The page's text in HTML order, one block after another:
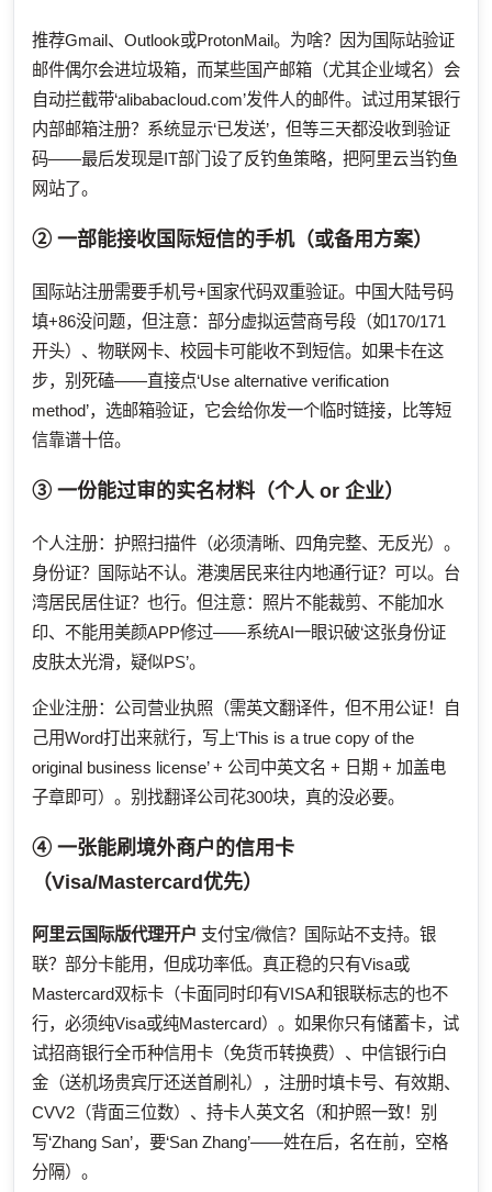
推荐Gmail、Outlook或ProtonMail。为啥？因为国际站验证
邮件偶尔会进垃圾箱，而某些国产邮箱（尤其企业域名）会
自动拦截带‘alibabacloud.com’发件人的邮件。试过用某银行
内部邮箱注册？系统显示‘已发送’，但等三天都没收到验证
码——最后发现是IT部门设了反钓鱼策略，把阿里云当钓鱼
网站了。
② 一部能接收国际短信的手机（或备用方案）
国际站注册需要手机号+国家代码双重验证。中国大陆号码
填+86没问题，但注意：部分虚拟运营商号段（如170/171
开头）、物联网卡、校园卡可能收不到短信。如果卡在这
步，别死磕——直接点‘Use alternative verification
method’，选邮箱验证，它会给你发一个临时链接，比等短
信靠谱十倍。
③ 一份能过审的实名材料（个人 or 企业）
个人注册：护照扫描件（必须清晰、四角完整、无反光）。
身份证？国际站不认。港澳居民来往内地通行证？可以。台
湾居民居住证？也行。但注意：照片不能裁剪、不能加水
印、不能用美颜APP修过——系统AI一眼识破‘这张身份证
皮肤太光滑，疑似PS’。
企业注册：公司营业执照（需英文翻译件，但不用公证！自
己用Word打出来就行，写上‘This is a true copy of the
original business license’ + 公司中英文名 + 日期 + 加盖电
子章即可）。别找翻译公司花300块，真的没必要。
④ 一张能刷境外商户的信用卡
（Visa/Mastercard优先）
阿里云国际版代理开户 支付宝/微信？国际站不支持。银
联？部分卡能用，但成功率低。真正稳的只有Visa或
Mastercard双标卡（卡面同时印有VISA和银联标志的也不
行，必须纯Visa或纯Mastercard）。如果你只有储蓄卡，试
试招商银行全币种信用卡（免货币转换费）、中信银行i白
金（送机场贵宾厅还送首刷礼），注册时填卡号、有效期、
CVV2（背面三位数）、持卡人英文名（和护照一致！别
写‘Zhang San’，要‘San Zhang’——姓在后，名在前，空格
分隔）。